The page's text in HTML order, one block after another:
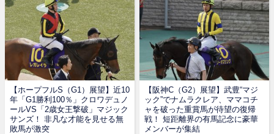
【ホープフルS（G1）展望】近10
年「G1勝利100％」クロワデュノ
ールVS「2歳女王撃破」マジック
サンズ！ 非凡な才能を見せる無
敗馬が激突
【阪神C（G2）展望】武豊“マジ
ック”でナムラクレア、ママコチ
ャを破った重賞馬が待望の復帰
戦！ 短距離界の有馬記念に豪華
メンバーが集結